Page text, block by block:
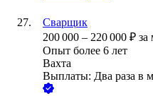
Сварщик
200 000 – 220 000 ₽ за
Опыт более 6 лет
Вахта
Выплаты: Два раза в